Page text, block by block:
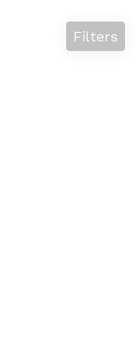
Filters